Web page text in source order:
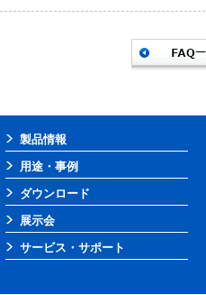
製品情報
用途・事例
ダウンロード
展示会
サービス・サポート